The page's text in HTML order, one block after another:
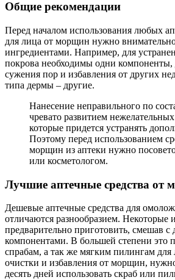
Общие рекомендации
Перед началом использования любых
для лица от морщин нужно
ингредиентами. Например, для
покрова необходимы одни
сужения пор и избавления от других
типа дермы – другие.
Нанесение неправильного по
чревато развитием
которые придется устранять
Поэтому перед использованием
морщин из аптеки нужно
или косметологом.
Лучшие аптечные средства от
Дешевые аптечные средства для
отличаются разнообразием. Некоторые
предварительно приготовить, смешав
компонентами. В большей степени это
спрабам, а так же мягким пилингам для
очистки и избавления от морщин,
десять дней использовать скраб или